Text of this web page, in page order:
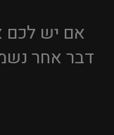
אם יש לכם
דבר אחר